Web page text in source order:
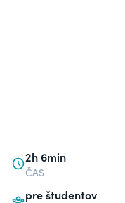
2h 6min
ČAS
pre študentov